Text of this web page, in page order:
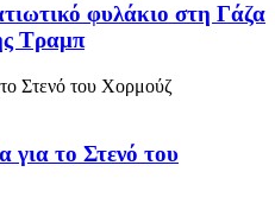
φυλάκιο στη Γάζα
Τραμπ
για το Στενό του